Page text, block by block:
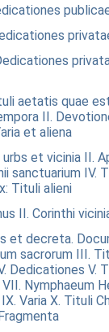
aetatis quae
II.
et aliena
urbs et vicinia II.
sanctuarium IV.
Tituli alieni
II. Corinthi
et decreta.
sacrorum III.
Dedicationes V.
VII. Nymphaeum
IX. Varia X. Tituli